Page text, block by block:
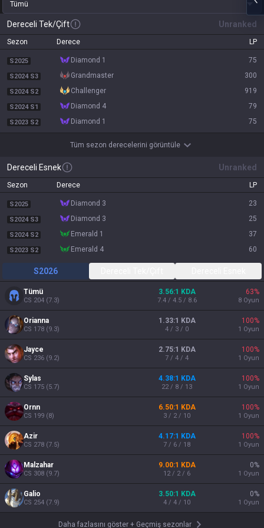
Tümü
Dereceli Tek/Çift Unranked
Sezon Derece LP
S2025 diamond 1 75
S2024 S3 grandmaster 300
S2024 S2 challenger 919
S2024 S1 diamond 4 79
S2023 S2 diamond 1 75
Tüm sezon derecelerini görüntüle
Dereceli Esnek Unranked
Sezon Derece LP
S2025 diamond 3 23
S2024 S3 diamond 3 25
S2024 S2 emerald 1 37
S2023 S2 emerald 4 60
S2026
Tümü
CS 204 (7.3)
3.56:1 KDA
7.4 / 4.5 / 8.6
63%
8 Oyun
Orianna
CS 178 (9.3)
1.33:1 KDA
4 / 3 / 0
100%
1 Oyun
Jayce
CS 236 (9.2)
2.75:1 KDA
7 / 4 / 4
100%
1 Oyun
Sylas
CS 175 (5.7)
4.38:1 KDA
22 / 8 / 13
100%
1 Oyun
Ornn
CS 199 (8)
6.50:1 KDA
3 / 2 / 10
100%
1 Oyun
Azir
CS 278 (7.5)
4.17:1 KDA
7 / 6 / 18
100%
1 Oyun
Malzahar
CS 308 (9.7)
9.00:1 KDA
12 / 2 / 6
0%
1 Oyun
Galio
CS 254 (7.9)
3.50:1 KDA
4 / 4 / 10
0%
1 Oyun
Daha fazlasını göster + Geçmiş sezonlar